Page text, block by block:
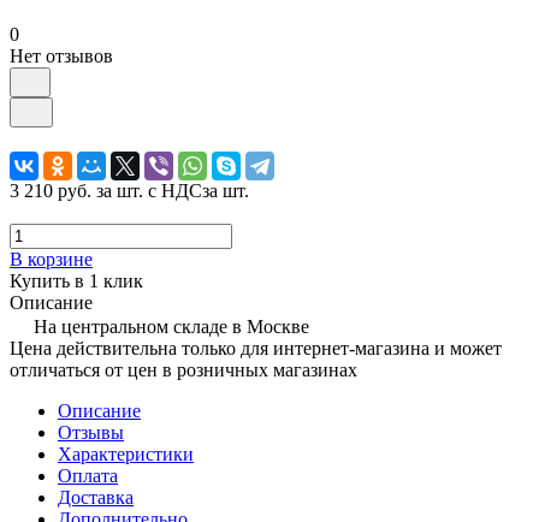
0
Нет отзывов
3 210 руб. за шт. с НДСза шт.
В корзине
Купить в 1 клик
Описание
На центральном складе в Москве
Цена действительна только для интернет-магазина и может
отличаться от цен в розничных магазинах
Описание
Отзывы
Характеристики
Оплата
Доставка